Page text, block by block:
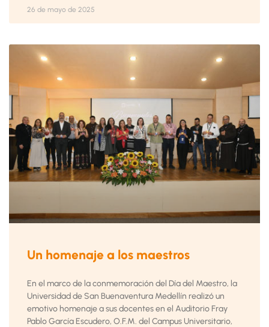
26 de mayo de 2025
Un homenaje a los maestros
En el marco de la conmemoración del Día del Maestro, la
Universidad de San Buenaventura Medellín realizó un
emotivo homenaje a sus docentes en el Auditorio Fray
Pablo García Escudero, O.F.M. del Campus Universitario,